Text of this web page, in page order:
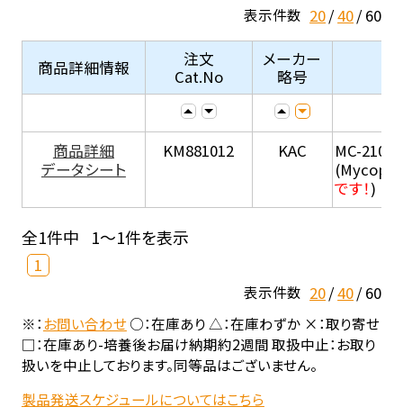
表示件数 20 40 60
商品詳細情報
注文
Cat.No
メーカー
略号
商品詳細
データシート
KM881012 KAC
MC-210 (
です！)
全1件中 1～1件を表示
1
表示件数 20 40 60
※：お問い合わせ○：在庫あり △：在庫わずか ×：取り寄せ
□：在庫あり-培養後お届け納期約2週間 取扱中止：お取り
扱いを中止しております。同等品はございません。
製品発送スケジュールについてはこちら